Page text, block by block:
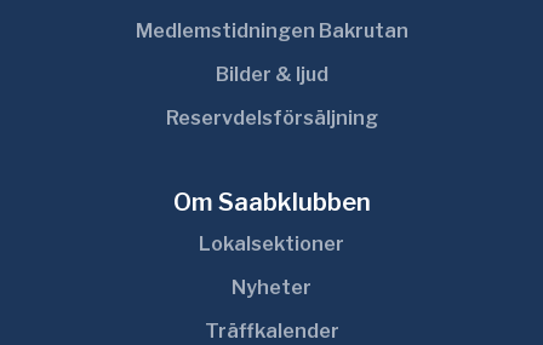
Medlemstidningen Bakrutan
Bilder & ljud
Reservdelsförsäljning
Om Saabklubben
Lokalsektioner
Nyheter
Träffkalender